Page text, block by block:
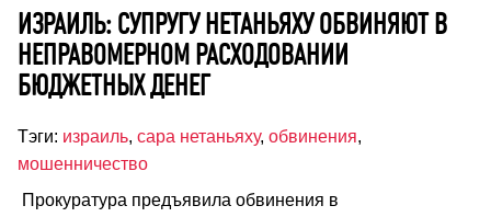
ИЗРАИЛЬ: СУПРУГУ НЕТАНЬЯХУ ОБВИНЯЮТ В
НЕПРАВОМЕРНОМ РАСХОДОВАНИИ
БЮДЖЕТНЫХ ДЕНЕГ
Тэги: израиль, сара нетаньяху, обвинения,
мошенничество
Прокуратура предъявила обвинения в